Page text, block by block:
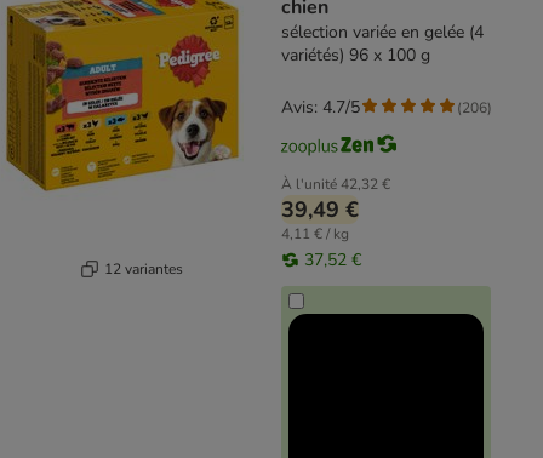
12 variantes
chien
sélection variée en gelée (4
variétés) 96 x 100 g
À l'unité42,32 €
39,49 €
4,11 € / kg
37,52 €
Avis: 4.7/5 (206)